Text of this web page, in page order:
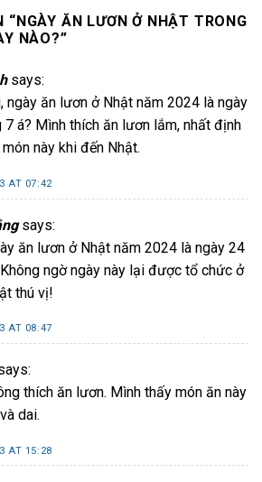
“NGÀY ĂN LƯƠN Ở NHẬT TRONG
NÀO?”
says:
ngày ăn lươn ở Nhật năm 2024 là ngày
7 á? Mình thích ăn lươn lắm, nhất định
này khi đến Nhật.
AT 07:42
says:
ăn lươn ở Nhật năm 2024 là ngày 24
ngờ ngày này lại được tổ chức ở
thú vị!
AT 08:47
thích ăn lươn. Mình thấy món ăn này
dai.
AT 15:28